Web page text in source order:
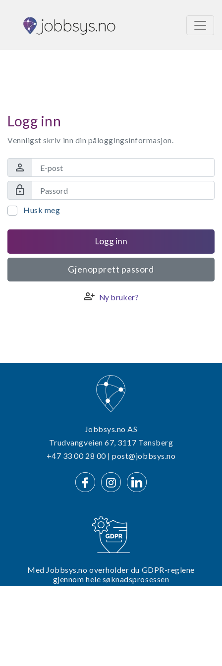
Logg inn
Vennligst skriv inn din påloggingsinformasjon.
person
lock
Husk meg
Logg inn
Gjenopprett passord
person_add Ny bruker?
Jobbsys.no AS
Trudvangveien 67, 3117 Tønsberg
+47 33 00 28 00 | post@jobbsys.no
Med Jobbsys.no overholder du GDPR-reglene
gjennom hele søknadsprosessen